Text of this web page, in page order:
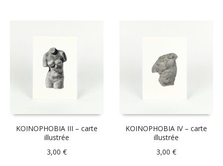
KOINOPHOBIA III – carte
illustrée
3,00 €
KOINOPHOBIA IV – carte
illustrée
3,00€